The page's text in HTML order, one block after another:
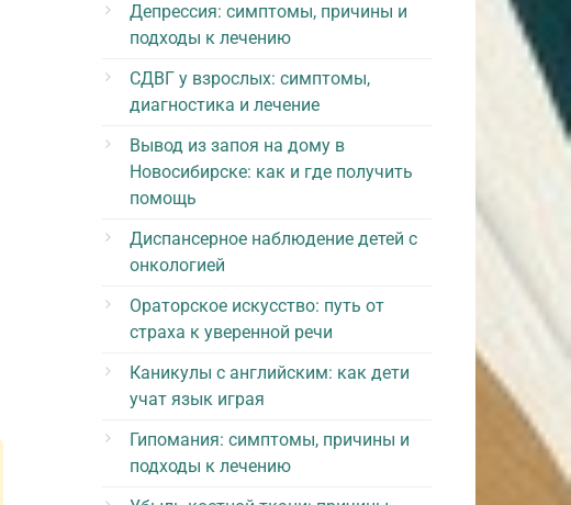
Депрессия: симптомы, причины и
подходы к лечению
СДВГ у взрослых: симптомы,
диагностика и лечение
Вывод из запоя на дому в
Новосибирске: как и где получить
помощь
Диспансерное наблюдение детей с
онкологией
Ораторское искусство: путь от
страха к уверенной речи
Каникулы с английским: как дети
учат язык играя
Гипомания: симптомы, причины и
подходы к лечению